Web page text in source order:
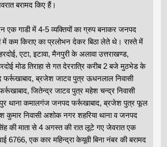
बरामद किए हैं।
एक गाडी में 4-5 व्यक्तियों का ग्रुप बनाकर जनपद
किराए का प्रलोभन देकर बिठा लेते थे। रास्ते में
एटा, इटावा, मैनपुरी के अलावा उत्तराखण्ड,
मोड तिराहा से गत देररात्रि करीब 2 बजे मुठभेड के
फर्रूखाबाद, ब्रजेश जाटव पुत्र ऊधनलाल निवासी
जितेन्द्र जाटव पुत्र महेश चन्द्र निवासी
थाना कमालगंज जनपद फर्रूखाबाद, ब्रजेश पुत्र फूल
कुमार निवासी अशोक नगर शहरिया थाना व जनपद
की माता से 4 अगस्त की रात लूटे गए जेवरात एक
एक कार महिन्द्रा केयूवी बिना नंबर की बरामद